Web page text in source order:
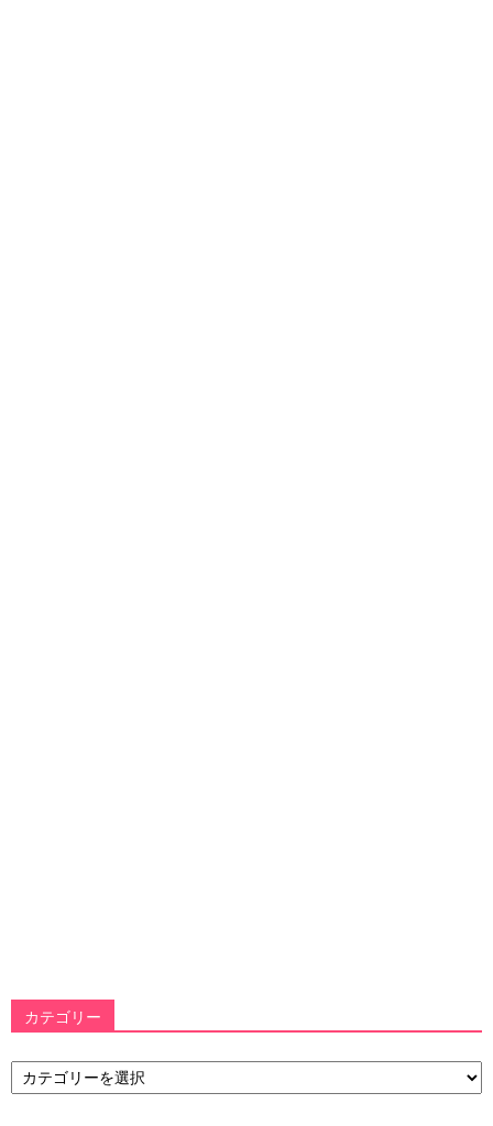
カテゴリー
カ
テ